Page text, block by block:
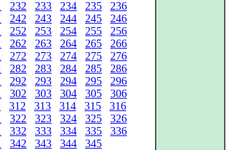
232 233 234 235
236
242 243 244 245
246
252 253 254 255
256
262 263 264 265
266
272 273 274 275
276
282 283 284 285
286
292 293 294 295
296
302 303 304 305
306
312 313 314 315
316
322 323 324 325
326
332 333 334 335
336
342 343 344 345